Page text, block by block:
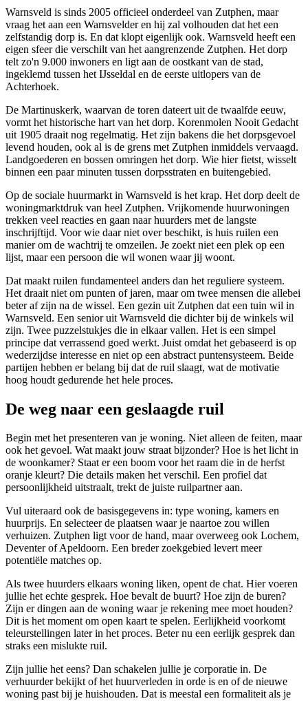
Warnsveld is sinds 2005 officieel onderdeel van Zutphen, maar
vraag het aan een Warnsvelder en hij zal volhouden dat het een
zelfstandig dorp is. En dat klopt eigenlijk ook. Warnsveld heeft een
eigen sfeer die verschilt van het aangrenzende Zutphen. Het dorp
telt zo'n 9.000 inwoners en ligt aan de oostkant van de stad,
ingeklemd tussen het IJsseldal en de eerste uitlopers van de
Achterhoek.
De Martinuskerk, waarvan de toren dateert uit de twaalfde eeuw,
vormt het historische hart van het dorp. Korenmolen Nooit Gedacht
uit 1905 draait nog regelmatig. Het zijn bakens die het dorpsgevoel
levend houden, ook al is de grens met Zutphen inmiddels vervaagd.
Landgoederen en bossen omringen het dorp. Wie hier fietst, wisselt
binnen een paar minuten tussen dorpsstraten en buitengebied.
Op de sociale huurmarkt in Warnsveld is het krap. Het dorp deelt de
woningmarktdruk van heel Zutphen. Vrijkomende huurwoningen
trekken veel reacties en gaan naar huurders met de langste
inschrijftijd. Voor wie daar niet over beschikt, is huis ruilen een
manier om de wachtrij te omzeilen. Je zoekt niet een plek op een
lijst, maar een persoon die wil wonen waar jij woont.
Dat maakt ruilen fundamenteel anders dan het reguliere systeem.
Het draait niet om punten of jaren, maar om twee mensen die allebei
beter af zijn na de wissel. Een gezin uit Zutphen dat een tuin wil in
Warnsveld. Een senior uit Warnsveld die dichter bij de winkels wil
zijn. Twee puzzelstukjes die in elkaar vallen. Het is een simpel
principe dat verrassend goed werkt. Juist omdat het gebaseerd is op
wederzijdse interesse en niet op een abstract puntensysteem. Beide
partijen hebben er belang bij dat de ruil slaagt, wat de motivatie
hoog houdt gedurende het hele proces.
De weg naar een geslaagde ruil
Begin met het presenteren van je woning. Niet alleen de feiten, maar
ook het gevoel. Wat maakt jouw straat bijzonder? Hoe is het licht in
de woonkamer? Staat er een boom voor het raam die in de herfst
oranje kleurt? Die details maken het verschil. Een profiel dat
persoonlijkheid uitstraalt, trekt de juiste ruilpartner aan.
Vul uiteraard ook de basisgegevens in: type woning, kamers en
huurprijs. En selecteer de plaatsen waar je naartoe zou willen
verhuizen. Zutphen ligt voor de hand, maar overweeg ook Lochem,
DeventerofApeldoorn. Een breder zoekgebied levert meer
potentiële matches op.
Als twee huurders elkaars woning liken, opent de chat. Hier voeren
jullie het echte gesprek. Hoe bevalt de buurt? Hoe zijn de buren?
Zijn er dingen aan de woning waar je rekening mee moet houden?
Dit is het moment om open kaart te spelen. Eerlijkheid voorkomt
teleurstellingen later in het proces. Beter nu een eerlijk gesprek dan
straks een mislukte ruil.
Zijn jullie het eens? Dan schakelen jullie je corporatie in. De
verhuurder bekijkt of het huurverleden in orde is en of de nieuwe
woning past bij je huishouden. Dat is meestal een formaliteit als je